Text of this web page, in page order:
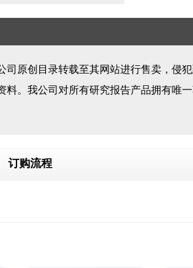
司原创目录转载至其网站进行售卖，侵
料。我公司对所有研究报告产品拥有唯
订购流程